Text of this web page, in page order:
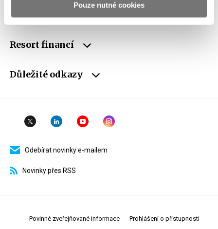
Pouze nutné cookies
Weby ministerstva
Resort financí
Důležité odkazy
Odebírat novinky e-mailem
Novinky přes RSS
Povinné zveřejňované informace Prohlášení o přístupnosti